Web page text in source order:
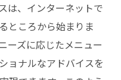
は、インターネットで
ところから始まりま
ーズに応じたメニュー
ョナルなアドバイスを